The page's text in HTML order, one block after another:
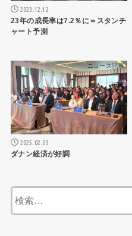
2023.12.12
23年の成長率は7.2％に＝スタンチ
ャート予測
ニュース記事
2025.02.03
ダナン経済が好調